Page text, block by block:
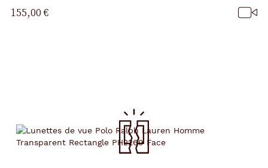
155,00 €